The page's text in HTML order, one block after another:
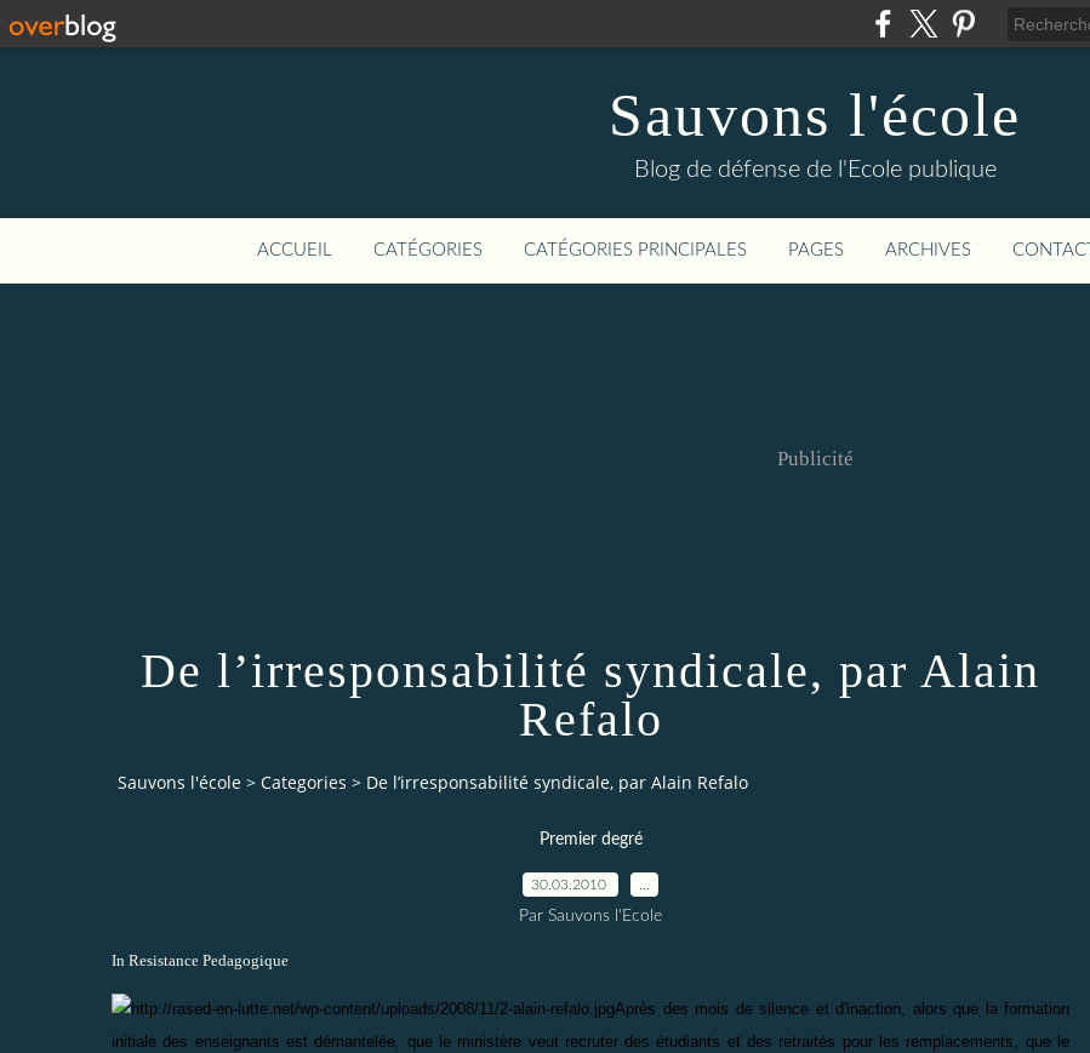
Sauvons l'école
Blog de défense de l'Ecole publique
ACCUEIL CATÉGORIES CATÉGORIES PRINCIPALES PAGES ARCHIVES CONTACT
Publicité
De l’irresponsabilité syndicale, par Alain
Refalo
Sauvons l'école > Categories > De l’irresponsabilité syndicale, par Alain Refalo
Premier degré
30.03.2010
Par Sauvons l'Ecole
In Resistance Pedagogique
Après des mois de silence et d'inaction, alors que la formation
initiale des enseignants est démantelée, que le ministère veut recruter des étudiants et des retraités pour les remplacements, que le